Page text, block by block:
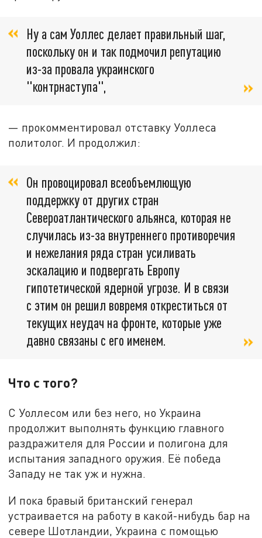
Ну а сам Уоллес делает правильный шаг,
поскольку он и так подмочил репутацию
из-за провала украинского
"контрнаступа",
— прокомментировал отставку Уоллеса
политолог. И продолжил:
Он провоцировал всеобъемлющую
поддержку от других стран
Североатлантического альянса, которая не
случилась из-за внутреннего противоречия
и нежелания ряда стран усиливать
эскалацию и подвергать Европу
гипотетической ядерной угрозе. И в связи
с этим он решил вовремя откреститься от
текущих неудач на фронте, которые уже
давно связаны с его именем.
Что с того?
С Уоллесом или без него, но Украина
продолжит выполнять функцию главного
раздражителя для России и полигона для
испытания западного оружия. Её победа
Западу не так уж и нужна.
И пока бравый британский генерал
устраивается на работу в какой-нибудь бар на
севере Шотландии, Украина с помощью